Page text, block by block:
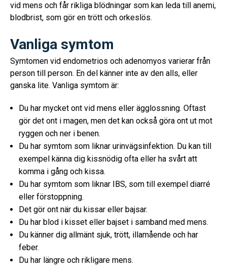
vid mens och får rikliga blödningar som kan leda till anemi,
blodbrist, som gör en trött och orkeslös.
Vanliga symtom
Symtomen vid endometrios och adenomyos varierar från
person till person. En del känner inte av den alls, eller
ganska lite. Vanliga symtom är:
Du har mycket ont vid mens eller ägglossning. Oftast
gör det ont i magen, men det kan också göra ont ut mot
ryggen och ner i benen.
Du har symtom som liknar urinvägsinfektion. Du kan till
exempel känna dig kissnödig ofta eller ha svårt att
komma i gång och kissa.
Du har symtom som liknar IBS, som till exempel diarré
eller förstoppning.
Det gör ont när du kissar eller bajsar.
Du har blod i kisset eller bajset i samband med mens.
Du känner dig allmänt sjuk, trött, illamående och har
feber.
Du har längre och rikligare mens.